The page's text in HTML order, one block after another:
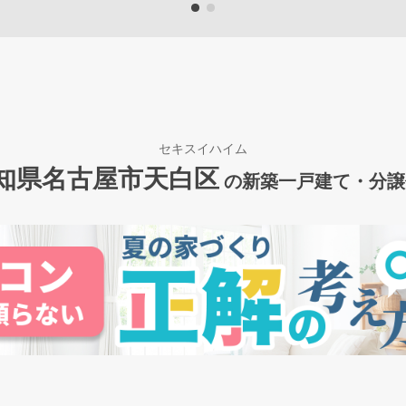
セキスイハイム
県名古屋市天白区 の新築一戸建て・分